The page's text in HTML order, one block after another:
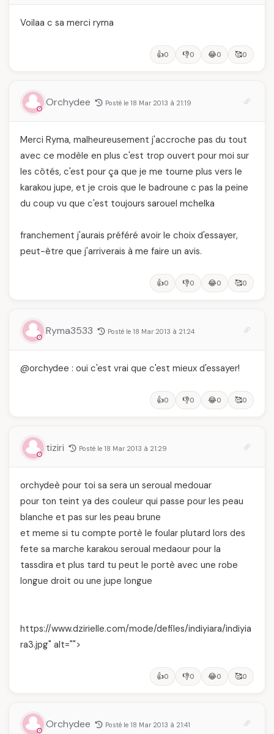
Voilaa c sa merci ryma
👍0 👎0 😂0 🥰0
Orchydee Posté le 18 Mar 2013 à 21:19
Merci Ryma, malheureusement j'accroche pas du tout
avec ce modèle en plus c'est trop ouvert pour moi sur
les côtés, c'est pour ça que je me tourne plus vers le
karakou jupe, et je crois que le badroune c pas la peine
du coup vu que c'est toujours sarouel mchelka
franchement j'aurais préféré avoir le choix d'essayer,
peut-être que j'arriverais à me faire un avis.
👍0 👎0 😂0 🥰0
Ryma3533 Posté le 18 Mar 2013 à 21:24
@orchydee : oui c'est vrai que c'est mieux d'essayer!
👍0 👎0 😂0 🥰0
tiziri Posté le 18 Mar 2013 à 21:29
orchydeè pour toi sa sera un seroual medouar
pour ton teint ya des couleur qui passe pour les peau
blanche et pas sur les peau brune
et meme si tu compte portè le foular plutard lors des
fete sa marche karakou seroual medaour pour la
tassdira et plus tard tu peut le portè avec une robe
longue droit ou une jupe longue
https://www.dzirielle.com/mode/defiles/indiyiara/indiyia
ra3.jpg" alt="">
👍0 👎0 😂0 🥰0
Orchydee Posté le 18 Mar 2013 à 21:41